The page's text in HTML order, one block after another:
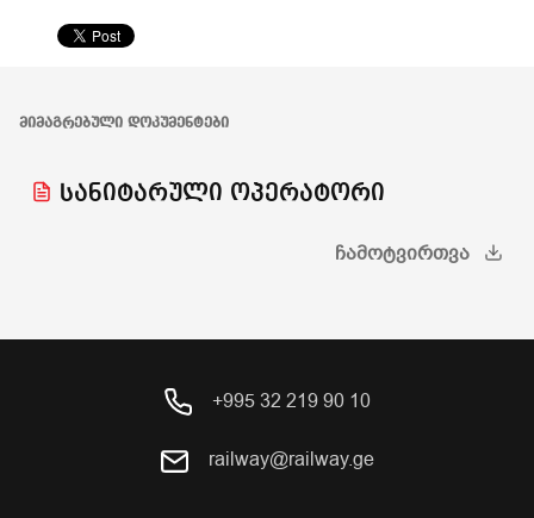
ᲛᲘᲛᲐᲒᲠᲔᲑᲣᲚᲘ ᲓᲝᲙᲣᲛᲔᲜᲢᲔᲑᲘ
სანიტარული ოპერატორი
ᲩᲐᲛᲝᲢᲕᲘᲠᲗᲕᲐ
+995 32 219 90 10
railway@railway.ge